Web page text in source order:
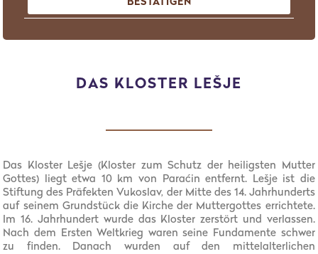
BESTÄTIGEN
DAS KLOSTER LEŠJE
Das Kloster Lešje (Kloster zum Schutz der heiligsten Mutter
Gottes) liegt etwa 10 km von Paraćin entfernt. Lešje ist die
Stiftung des Präfekten Vukoslav, der Mitte des 14. Jahrhunderts
auf seinem Grundstück die Kirche der Muttergottes errichtete.
Im 16. Jahrhundert wurde das Kloster zerstört und verlassen.
Nach dem Ersten Weltkrieg waren seine Fundamente schwer
zu finden. Danach wurden auf den mittelalterlichen